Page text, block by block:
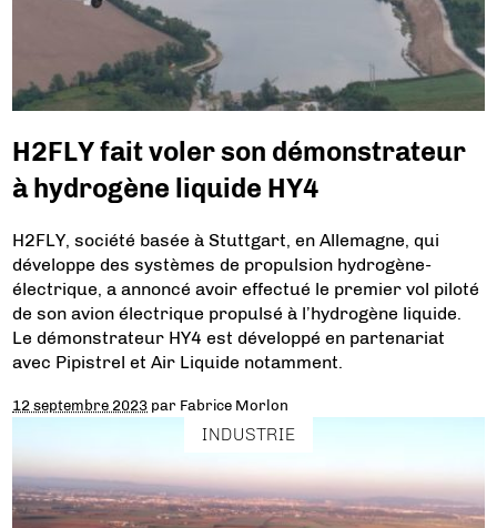
H2FLY fait voler son démonstrateur
à hydrogène liquide HY4
H2FLY, société basée à Stuttgart, en Allemagne, qui
développe des systèmes de propulsion hydrogène-
électrique, a annoncé avoir effectué le premier vol piloté
de son avion électrique propulsé à l’hydrogène liquide.
Le démonstrateur HY4 est développé en partenariat
avec Pipistrel et Air Liquide notamment.
12 septembre 2023 par Fabrice Morlon
INDUSTRIE